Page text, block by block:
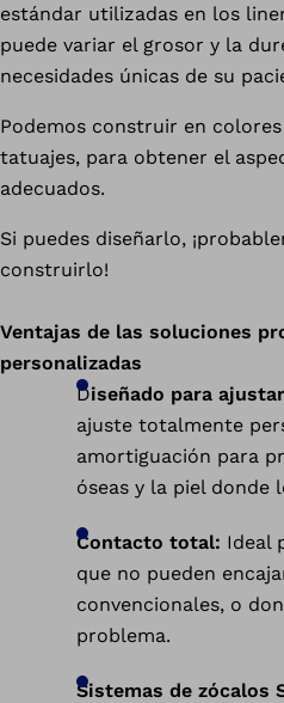
estándar utilizadas en los
puede variar el grosor y la
necesidades únicas de su
Podemos construir en
tatuajes, para obtener el
adecuados.
Si puedes diseñarlo,
construirlo!
Ventajas de las soluciones
personalizadas
Diseñado para
ajuste totalmente
amortiguación para
óseas y la piel donde
Contacto total: Ideal
que no pueden
convencionales, o
problema.
Sistemas de zócalos